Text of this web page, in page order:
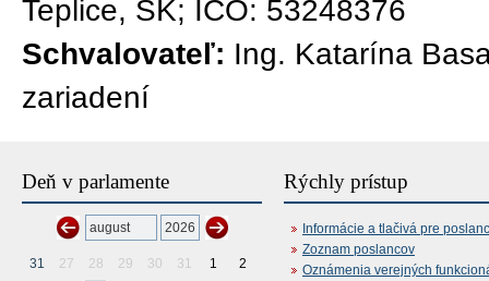
Teplice, SK; IČO: 53248376
Schvalovateľ: Ing. Katarína
zariadení
Deň v parlamente
31 27 28 29 30 31 1
2
Rýchly prístup
Informácie a tlačivá pre
Zoznam poslancov
Oznámenia verejných